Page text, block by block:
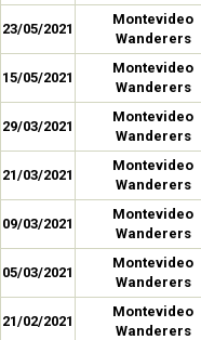
23/05/2021
Montevideo
Wanderers
15/05/2021
Montevideo
Wanderers
29/03/2021
Montevideo
Wanderers
21/03/2021
Montevideo
Wanderers
09/03/2021
Montevideo
Wanderers
05/03/2021
Montevideo
Wanderers
21/02/2021
Montevideo
Wanderers